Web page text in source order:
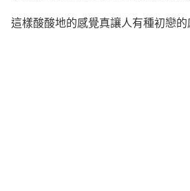
這樣酸酸地的感覺真讓人有種初戀的